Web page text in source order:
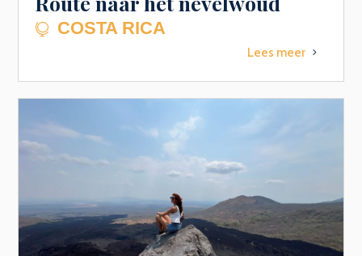
 COSTA RICA
Lees meer 5